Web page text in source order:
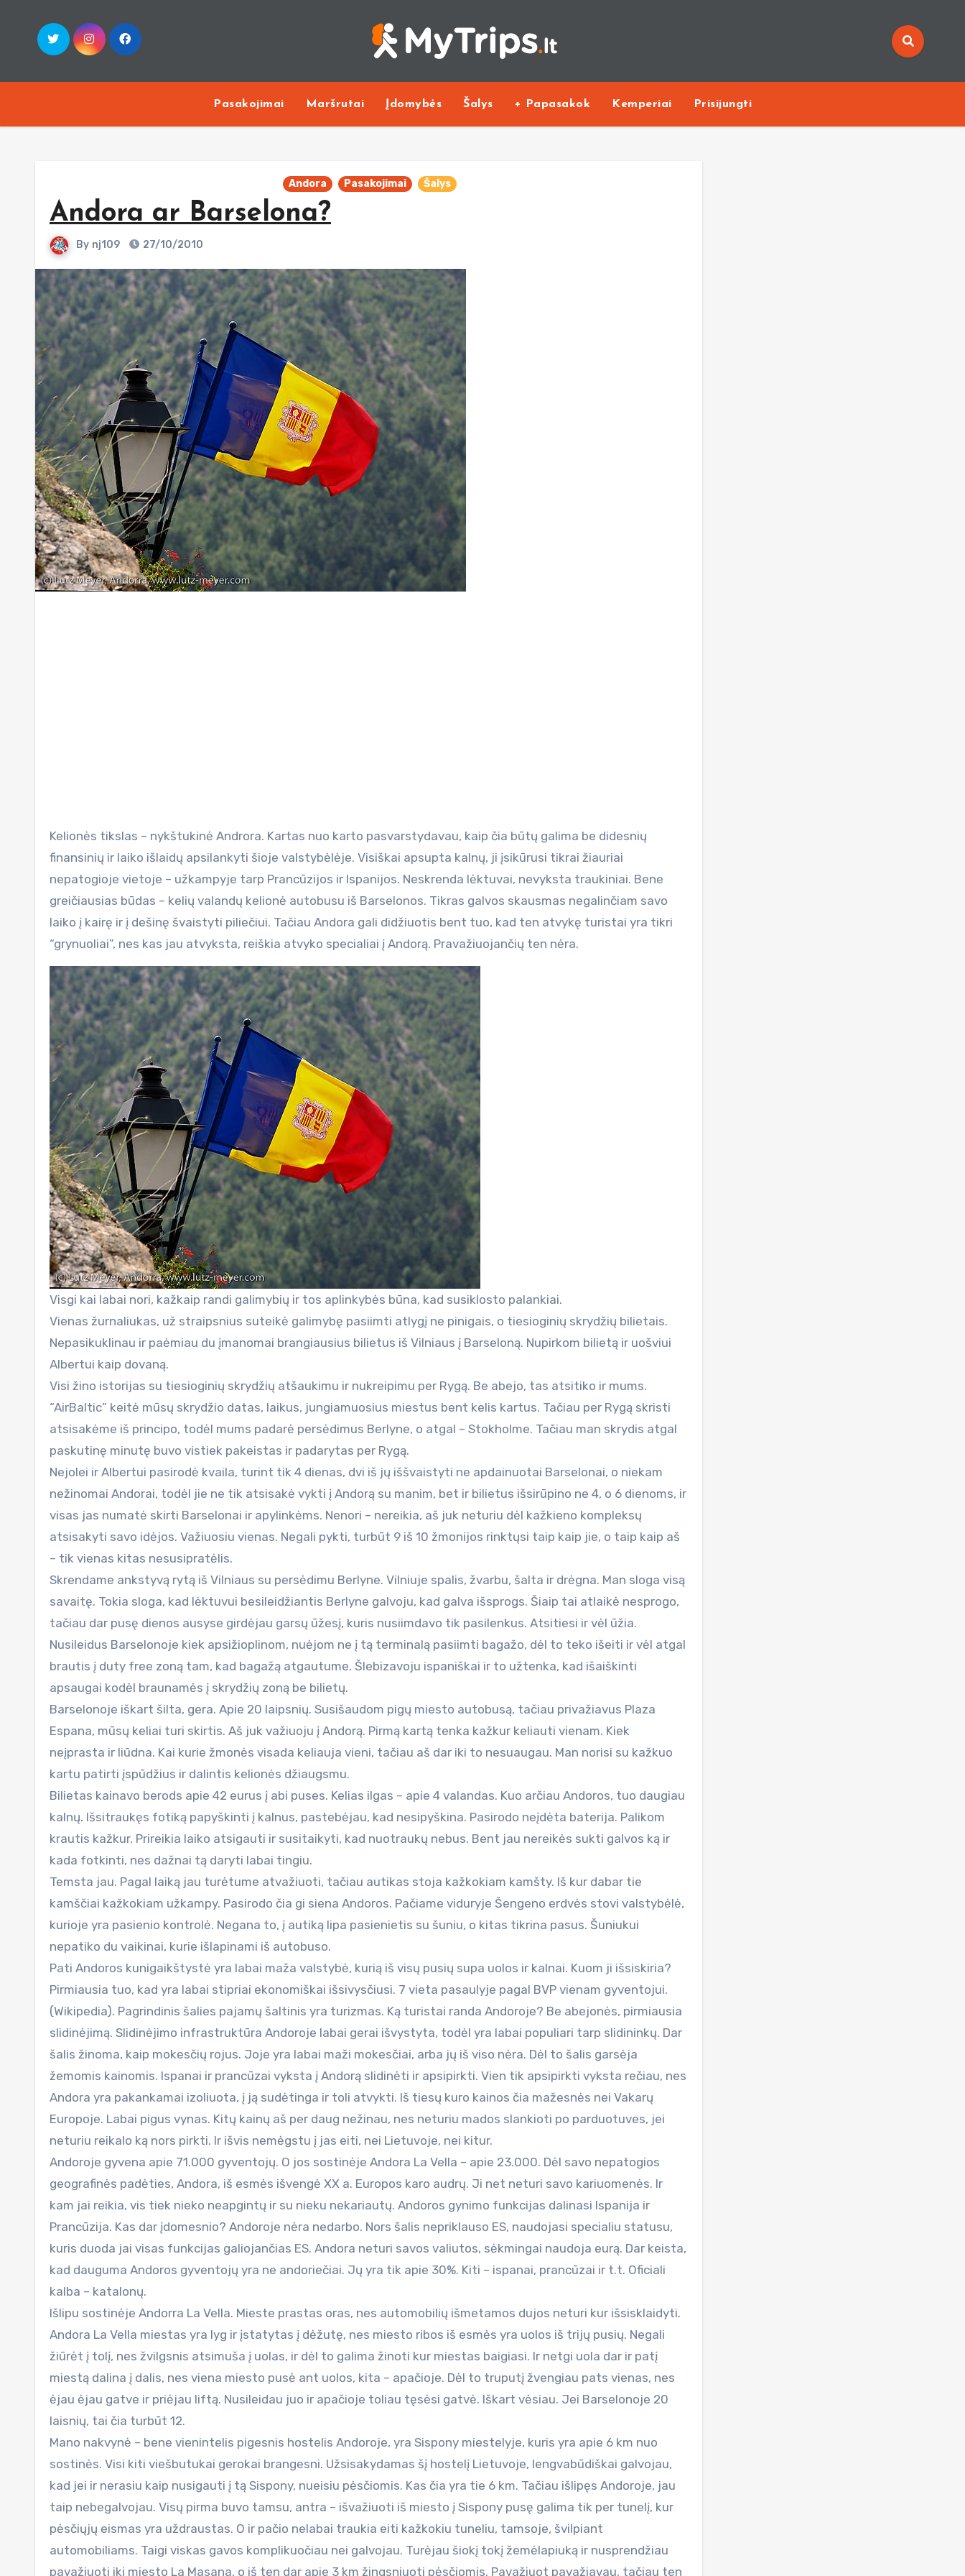
content
Pasakojimai Maršrutai Įdomybės Šalys + Papasakok Kemperiai Prisijungti
Andora Pasakojimai Šalys
Andora ar Barselona?
By nj109 27/10/2010
Kelionės tikslas – nykštukinė Androra. Kartas nuo karto pasvarstydavau, kaip čia būtų galima be didesnių
finansinių ir laiko išlaidų apsilankyti šioje valstybėlėje. Visiškai apsupta kalnų, ji įsikūrusi tikrai žiauriai
nepatogioje vietoje – užkampyje tarp Prancūzijos ir Ispanijos. Neskrenda lėktuvai, nevyksta traukiniai. Bene
greičiausias būdas – kelių valandų kelionė autobusu iš Barselonos. Tikras galvos skausmas negalinčiam savo
laiko į kairę ir į dešinę švaistyti piliečiui. Tačiau Andora gali didžiuotis bent tuo, kad ten atvykę turistai yra tikri
“grynuoliai”, nes kas jau atvyksta, reiškia atvyko specialiai į Andorą. Pravažiuojančių ten nėra.
Visgi kai labai nori, kažkaip randi galimybių ir tos aplinkybės būna, kad susiklosto palankiai.
Vienas žurnaliukas, už straipsnius suteikė galimybę pasiimti atlygį ne pinigais, o tiesioginių skrydžių bilietais.
Nepasikuklinau ir paėmiau du įmanomai brangiausius bilietus iš Vilniaus į Barseloną. Nupirkom bilietą ir uošviui
Albertui kaip dovaną.
Visi žino istorijas su tiesioginių skrydžių atšaukimu ir nukreipimu per Rygą. Be abejo, tas atsitiko ir mums.
“AirBaltic” keitė mūsų skrydžio datas, laikus, jungiamuosius miestus bent kelis kartus. Tačiau per Rygą skristi
atsisakėme iš principo, todėl mums padarė persėdimus Berlyne, o atgal – Stokholme. Tačiau man skrydis atgal
paskutinę minutę buvo vistiek pakeistas ir padarytas per Rygą.
Nejolei ir Albertui pasirodė kvaila, turint tik 4 dienas, dvi iš jų iššvaistyti ne apdainuotai Barselonai, o niekam
nežinomai Andorai, todėl jie ne tik atsisakė vykti į Andorą su manim, bet ir bilietus išsirūpino ne 4, o 6 dienoms, ir
visas jas numatė skirti Barselonai ir apylinkėms. Nenori – nereikia, aš juk neturiu dėl kažkieno kompleksų
atsisakyti savo idėjos. Važiuosiu vienas. Negali pykti, turbūt 9 iš 10 žmonijos rinktųsi taip kaip jie, o taip kaip aš
– tik vienas kitas nesusipratėlis.
Skrendame ankstyvą rytą iš Vilniaus su persėdimu Berlyne. Vilniuje spalis, žvarbu, šalta ir drėgna. Man sloga visą
savaitę. Tokia sloga, kad lėktuvui besileidžiantis Berlyne galvoju, kad galva išsprogs. Šiaip tai atlaikė nesprogo,
tačiau dar pusę dienos ausyse girdėjau garsų ūžesį, kuris nusiimdavo tik pasilenkus. Atsitiesi ir vėl ūžia.
Nusileidus Barselonoje kiek apsižioplinom, nuėjom ne į tą terminalą pasiimti bagažo, dėl to teko išeiti ir vėl atgal
brautis į duty free zoną tam, kad bagažą atgautume. Šlebizavoju ispaniškai ir to užtenka, kad išaiškinti
apsaugai kodėl braunamės į skrydžių zoną be bilietų.
Barselonoje iškart šilta, gera. Apie 20 laipsnių. Susišaudom pigų miesto autobusą, tačiau privažiavus Plaza
Espana, mūsų keliai turi skirtis. Aš juk važiuoju į Andorą. Pirmą kartą tenka kažkur keliauti vienam. Kiek
neįprasta ir liūdna. Kai kurie žmonės visada keliauja vieni, tačiau aš dar iki to nesuaugau. Man norisi su kažkuo
kartu patirti įspūdžius ir dalintis kelionės džiaugsmu.
Bilietas kainavo berods apie 42 eurus į abi puses. Kelias ilgas – apie 4 valandas. Kuo arčiau Andoros, tuo daugiau
kalnų. Išsitraukęs fotiką papyškinti į kalnus, pastebėjau, kad nesipyškina. Pasirodo neįdėta baterija. Palikom
krautis kažkur. Prireikia laiko atsigauti ir susitaikyti, kad nuotraukų nebus. Bent jau nereikės sukti galvos ką ir
kada fotkinti, nes dažnai tą daryti labai tingiu.
Temsta jau. Pagal laiką jau turėtume atvažiuoti, tačiau autikas stoja kažkokiam kamšty. Iš kur dabar tie
kamščiai kažkokiam užkampy. Pasirodo čia gi siena Andoros. Pačiame viduryje Šengeno erdvės stovi valstybėlė,
kurioje yra pasienio kontrolė. Negana to, į autiką lipa pasienietis su šuniu, o kitas tikrina pasus. Šuniukui
nepatiko du vaikinai, kurie išlapinami iš autobuso.
Pati Andoros kunigaikštystė yra labai maža valstybė, kurią iš visų pusių supa uolos ir kalnai. Kuom ji išsiskiria?
Pirmiausia tuo, kad yra labai stipriai ekonomiškai išsivysčiusi. 7 vieta pasaulyje pagal BVP vienam gyventojui.
(Wikipedia). Pagrindinis šalies pajamų šaltinis yra turizmas. Ką turistai randa Andoroje? Be abejonės, pirmiausia
slidinėjimą. Slidinėjimo infrastruktūra Andoroje labai gerai išvystyta, todėl yra labai populiari tarp slidininkų. Dar
šalis žinoma, kaip mokesčių rojus. Joje yra labai maži mokesčiai, arba jų iš viso nėra. Dėl to šalis garsėja
žemomis kainomis. Ispanai ir prancūzai vyksta į Andorą slidinėti ir apsipirkti. Vien tik apsipirkti vyksta rečiau, nes
Andora yra pakankamai izoliuota, į ją sudėtinga ir toli atvykti. Iš tiesų kuro kainos čia mažesnės nei Vakarų
Europoje. Labai pigus vynas. Kitų kainų aš per daug nežinau, nes neturiu mados slankioti po parduotuves, jei
neturiu reikalo ką nors pirkti. Ir išvis nemėgstu į jas eiti, nei Lietuvoje, nei kitur.
Andoroje gyvena apie 71.000 gyventojų. O jos sostinėje Andora La Vella – apie 23.000. Dėl savo nepatogios
geografinės padėties, Andora, iš esmės išvengė XX a. Europos karo audrų. Ji net neturi savo kariuomenės. Ir
kam jai reikia, vis tiek nieko neapgintų ir su nieku nekariautų. Andoros gynimo funkcijas dalinasi Ispanija ir
Prancūzija. Kas dar įdomesnio? Andoroje nėra nedarbo. Nors šalis nepriklauso ES, naudojasi specialiu statusu,
kuris duoda jai visas funkcijas galiojančias ES. Andora neturi savos valiutos, sėkmingai naudoja eurą. Dar keista,
kad dauguma Andoros gyventojų yra ne andoriečiai. Jų yra tik apie 30%. Kiti – ispanai, prancūzai ir t.t. Oficiali
kalba – katalonų.
Išlipu sostinėje Andorra La Vella. Mieste prastas oras, nes automobilių išmetamos dujos neturi kur išsisklaidyti.
Andora La Vella miestas yra lyg ir įstatytas į dėžutę, nes miesto ribos iš esmės yra uolos iš trijų pusių. Negali
žiūrėt į tolį, nes žvilgsnis atsimuša į uolas, ir dėl to galima žinoti kur miestas baigiasi. Ir netgi uola dar ir patį
miestą dalina į dalis, nes viena miesto pusė ant uolos, kita – apačioje. Dėl to truputį žvengiau pats vienas, nes
ėjau ėjau gatve ir priėjau liftą. Nusileidau juo ir apačioje toliau tęsėsi gatvė. Iškart vėsiau. Jei Barselonoje 20
laisnių, tai čia turbūt 12.
Mano nakvynė – bene vienintelis pigesnis hostelis Andoroje, yra Sispony miestelyje, kuris yra apie 6 km nuo
sostinės. Visi kiti viešbutukai gerokai brangesni. Užsisakydamas šį hostelį Lietuvoje, lengvabūdiškai galvojau,
kad jei ir nerasiu kaip nusigauti į tą Sispony, nueisiu pėsčiomis. Kas čia yra tie 6 km. Tačiau išlipęs Andoroje, jau
taip nebegalvojau. Visų pirma buvo tamsu, antra – išvažiuoti iš miesto į Sispony pusę galima tik per tunelį, kur
pėsčiųjų eismas yra uždraustas. O ir pačio nelabai traukia eiti kažkokiu tuneliu, tamsoje, švilpiant
automobiliams. Taigi viskas gavos komplikuočiau nei galvojau. Turėjau šiokį tokį žemėlapiuką ir nusprendžiau
pavažiuoti iki miesto La Masana, o iš ten dar apie 3 km žingsniuoti pėsčiomis. Pavažiuot pavažiavau, tačiau ten